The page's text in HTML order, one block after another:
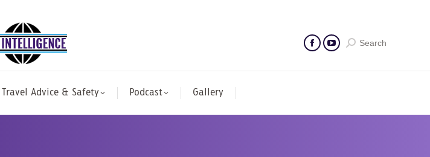
Search
Travel Advice & Safety Podcast Gallery